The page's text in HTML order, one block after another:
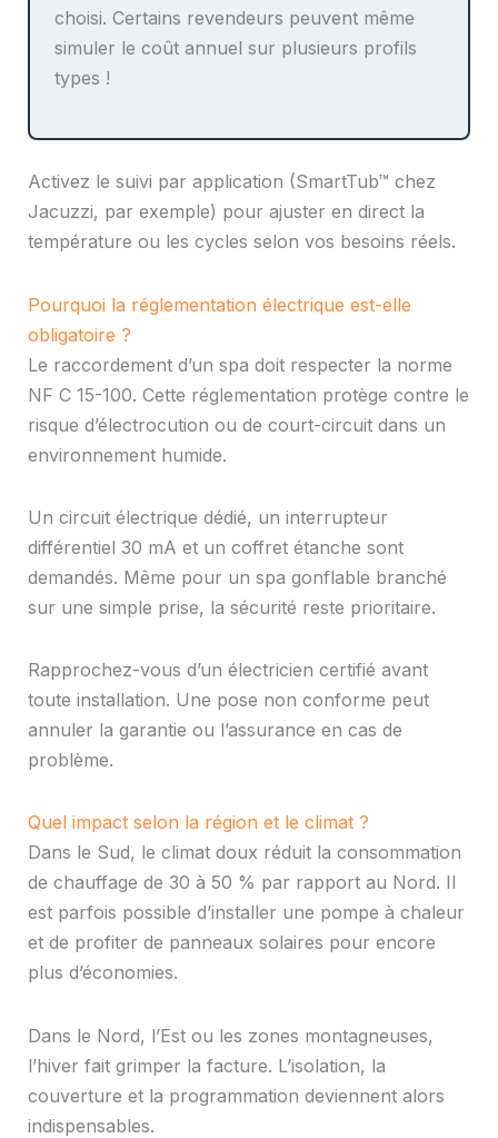
choisi. Certains revendeurs peuvent même
simuler le coût annuel sur plusieurs profils
types !
Activez le suivi par application (SmartTub™ chez
Jacuzzi, par exemple) pour ajuster en direct la
température ou les cycles selon vos besoins réels.
Pourquoi la réglementation électrique est-elle
obligatoire ?
Le raccordement d’un spa doit respecter la norme
NF C 15-100. Cette réglementation protège contre le
risque d’électrocution ou de court-circuit dans un
environnement humide.
Un circuit électrique dédié, un interrupteur
différentiel 30 mA et un coffret étanche sont
demandés. Même pour un spa gonflable branché
sur une simple prise, la sécurité reste prioritaire.
Rapprochez-vous d’un électricien certifié avant
toute installation. Une pose non conforme peut
annuler la garantie ou l’assurance en cas de
problème.
Quel impact selon la région et le climat ?
Dans le Sud, le climat doux réduit la consommation
de chauffage de 30 à 50 % par rapport au Nord. Il
est parfois possible d’installer une pompe à chaleur
et de profiter de panneaux solaires pour encore
plus d’économies.
Dans le Nord, l’Est ou les zones montagneuses,
l’hiver fait grimper la facture. L’isolation, la
couverture et la programmation deviennent alors
indispensables.